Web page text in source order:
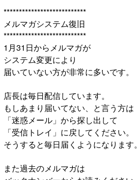
***************************
メルマガシステム復旧
***************************
1月31日からメルマガが
システム変更により
届いていない方が非常に多いです。
店長は毎日配信しています。
もしあまり届いてない、と言う方は
「迷惑メール」から探し出して
「受信トレイ」に戻してください。
そうすると毎日届くようになります。
また過去のメルマガは